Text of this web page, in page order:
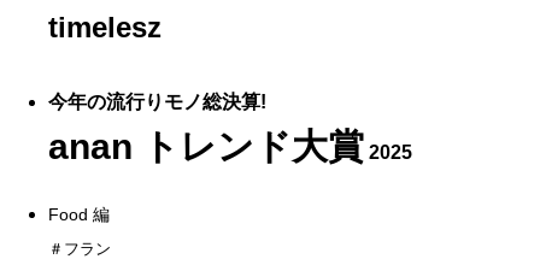
timelesz
今年の流行りモノ総決算!
anan トレンド大賞 2025
Food 編
＃フラン